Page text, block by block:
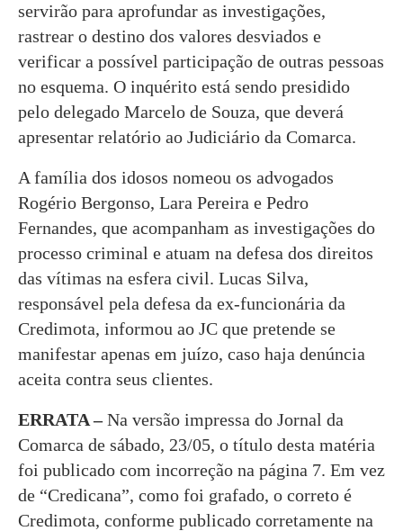
servirão para aprofundar as investigações,
rastrear o destino dos valores desviados e
verificar a possível participação de outras pessoas
no esquema. O inquérito está sendo presidido
pelo delegado Marcelo de Souza, que deverá
apresentar relatório ao Judiciário da Comarca.
A família dos idosos nomeou os advogados
Rogério Bergonso, Lara Pereira e Pedro
Fernandes, que acompanham as investigações do
processo criminal e atuam na defesa dos direitos
das vítimas na esfera civil. Lucas Silva,
responsável pela defesa da ex-funcionária da
Credimota, informou ao JC que pretende se
manifestar apenas em juízo, caso haja denúncia
aceita contra seus clientes.
ERRATA –Na versão impressa do Jornal da
Comarca de sábado, 23/05, o título desta matéria
foi publicado com incorreção na página 7. Em vez
de “Credicana”, como foi grafado, o correto é
Credimota, conforme publicado corretamente na